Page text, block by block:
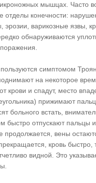
мышцах. Часто
конечности:
эрозии, варикозные язвы,
обнаруживаются
симптомом
на некоторое
крови и спадут, место
прижимают
больного встать,
быстро отпускают пальцы
продолжается, вены
кровь
видной. Это